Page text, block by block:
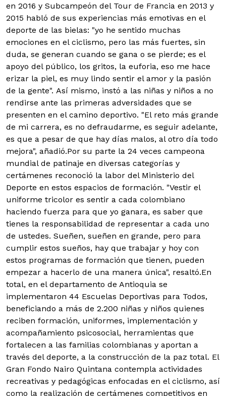
en 2016 y Subcampeón del Tour de Francia en 2013 y
2015 habló de sus experiencias más emotivas en el
deporte de las bielas: "yo he sentido muchas
emociones en el ciclismo, pero las más fuertes, sin
duda, se generan cuando se gana o se pierde; es el
apoyo del público, los gritos, la euforia, eso me hace
erizar la piel, es muy lindo sentir el amor y la pasión
de la gente". Así mismo, instó a las niñas y niños a no
rendirse ante las primeras adversidades que se
presenten en el camino deportivo. "El reto más grande
de mi carrera, es no defraudarme, es seguir adelante,
es que a pesar de que hay días malos, al otro día todo
mejora", añadió.Por su parte la 24 veces campeona
mundial de patinaje en diversas categorías y
certámenes reconoció la labor del Ministerio del
Deporte en estos espacios de formación. "Vestir el
uniforme tricolor es sentir a cada colombiano
haciendo fuerza para que yo ganara, es saber que
tienes la responsabilidad de representar a cada uno
de ustedes. Sueñen, sueñen en grande, pero para
cumplir estos sueños, hay que trabajar y hoy con
estos programas de formación que tienen, pueden
empezar a hacerlo de una manera única", resaltó.En
total, en el departamento de Antioquia se
implementaron 44 Escuelas Deportivas para Todos,
beneficiando a más de 2.200 niñas y niños quienes
reciben formación, uniformes, implementación y
acompañamiento psicosocial, herramientas que
fortalecen a las familias colombianas y aportan a
través del deporte, a la construcción de la paz total. El
Gran Fondo Nairo Quintana contempla actividades
recreativas y pedagógicas enfocadas en el ciclismo, así
como la realización de certámenes competitivos en